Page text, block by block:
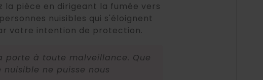
la pièce en dirigeant la fumée vers
nuisibles qui s'éloignent
votre intention de protection.
porte à toute malveillance. Que
ne puisse nous